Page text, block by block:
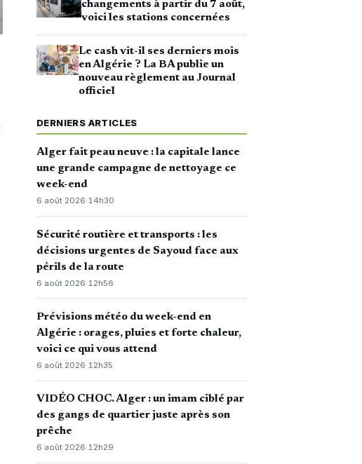
changements à partir du 7 août,
voici les stations concernées
Le cash vit-il ses derniers mois
en Algérie ? La BA publie un
nouveau règlement au Journal
officiel
DERNIERS ARTICLES
Alger fait peau neuve : la capitale lance
une grande campagne de nettoyage ce
week-end
6 août 2026·14h30
Sécurité routière et transports : les
décisions urgentes de Sayoud face aux
périls de la route
6 août 2026· 12h56
Prévisions météo du week-end en
Algérie : orages, pluies et forte chaleur,
voici ce qui vous attend
6 août 2026·12h35
VIDÉO CHOC. Alger : un imam ciblé par
des gangs de quartier juste après son
prêche
6 août 2026·12h29